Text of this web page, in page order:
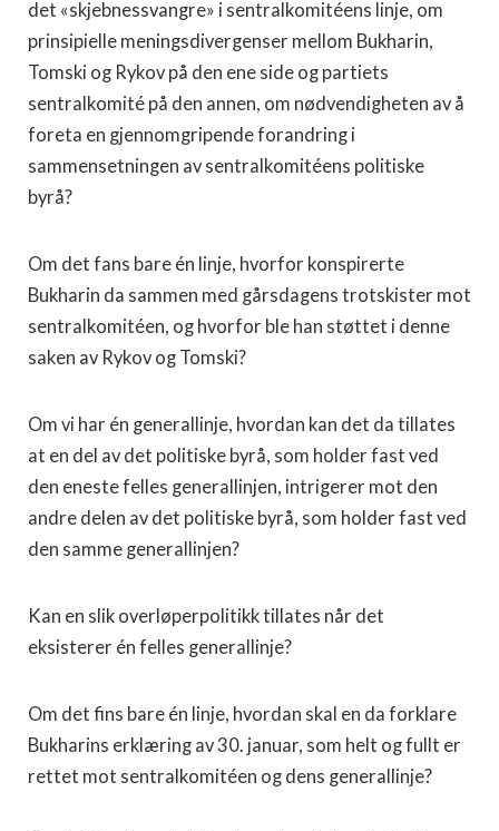
det «skjebnessvangre» i sentralkomitéens linje, om
prinsipielle men­ingsdivergenser mellom Bukharin,
Tomski og Rykov på den ene side og partiets
sentralkomité på den annen, om nødvendigheten av å
foreta en gjennomgripende forandring i
sammensetningen av sentralkomitéens politiske
byrå?
Om det fans bare én linje, hvorfor konspirerte
Bukharin da sam­men med gårsdagens trotskister mot
sentralkomitéen, og hvorfor ble han støttet i denne
saken av Rykov og Tomski?
Om vi har én generallinje, hvordan kan det da tillates
at en del av det politiske byrå, som holder fast ved
den eneste felles general­linjen, intrigerer mot den
andre delen av det politiske byrå, som holder fast ved
den samme generallinjen?
Kan en slik overløperpolitikk tillates når det
eksisterer én felles generallinje?
Om det fins bare én linje, hvordan skal en da forklare
Bukharins erklæring av 30. januar, som helt og fullt er
rettet mot sentral­komitéen og dens generallinje?